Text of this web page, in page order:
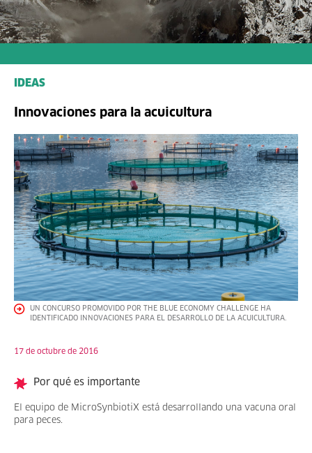
IDEAS
Innovaciones para la acuicultura
UN CONCURSO PROMOVIDO POR THE BLUE ECONOMY CHALLENGE HA
IDENTIFICADO INNOVACIONES PARA EL DESARROLLO DE LA ACUICULTURA.
17 de octubre de 2016
Por qué es importante
El equipo de MicroSynbiotiX está desarrollando una vacuna oral
para peces.